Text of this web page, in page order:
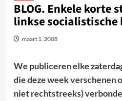
BLOG. Enkele korte
linkse socialistische
maart 1, 2008
We publiceren elke
die deze week verschenen
niet rechtstreeks)